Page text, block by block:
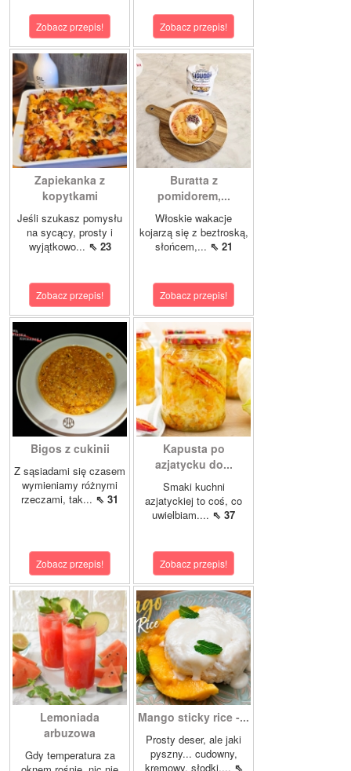
Zobacz przepis! Zobacz przepis!
Zapiekanka z
kopytkami
Jeśli szukasz pomysłu
na sycący, prosty i
wyjątkowo... ⇖ 23
Zobacz przepis!
Buratta z
pomidorem,...
Włoskie wakacje
kojarzą się z beztroską,
słońcem,... ⇖ 21
Zobacz przepis!
Bigos z cukinii
Z sąsiadami się czasem
wymieniamy różnymi
rzeczami, tak... ⇖ 31
Zobacz przepis!
Kapusta po
azjatycku do...
Smaki kuchni
azjatyckiej to coś, co
uwielbiam.... ⇖ 37
Zobacz przepis!
Lemoniada
arbuzowa
Gdy temperatura za
Mango sticky rice -...
Prosty deser, ale jaki
pyszny... cudowny,
kremowy, słodki.... ⇖